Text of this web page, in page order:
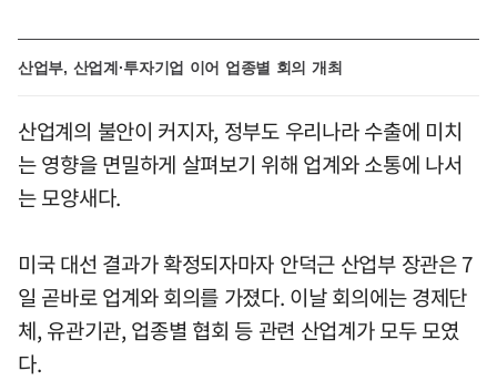
산업부, 산업계·투자기업 이어 업종별 회의 개최
산업계의 불안이 커지자, 정부도 우리나라 수출에 미치
는 영향을 면밀하게 살펴보기 위해 업계와 소통에 나서
는 모양새다.
미국 대선 결과가 확정되자마자 안덕근 산업부 장관은 7
일 곧바로 업계와 회의를 가졌다. 이날 회의에는 경제단
체, 유관기관, 업종별 협회 등 관련 산업계가 모두 모였
다.